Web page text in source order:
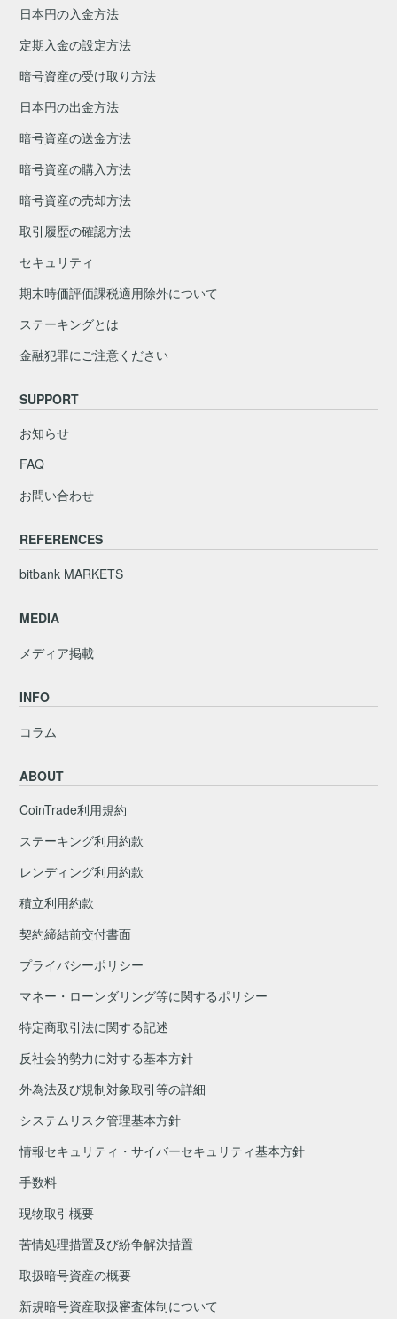
日本円の入金方法
定期入金の設定方法
暗号資産の受け取り方法
日本円の出金方法
暗号資産の送金方法
暗号資産の購入方法
暗号資産の売却方法
取引履歴の確認方法
セキュリティ
期末時価評価課税適用除外について
ステーキングとは
金融犯罪にご注意ください
SUPPORT
お知らせ
FAQ
お問い合わせ
REFERENCES
bitbank MARKETS
MEDIA
メディア掲載
INFO
コラム
ABOUT
CoinTrade利用規約
ステーキング利用約款
レンディング利用約款
積立利用約款
契約締結前交付書面
プライバシーポリシー
マネー・ローンダリング等に関するポリシー
特定商取引法に関する記述
反社会的勢力に対する基本方針
外為法及び規制対象取引等の詳細
システムリスク管理基本方針
情報セキュリティ・サイバーセキュリティ基本方針
手数料
現物取引概要
苦情処理措置及び紛争解決措置
取扱暗号資産の概要
新規暗号資産取扱審査体制について